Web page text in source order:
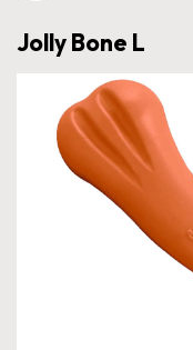
Jolly Bone L